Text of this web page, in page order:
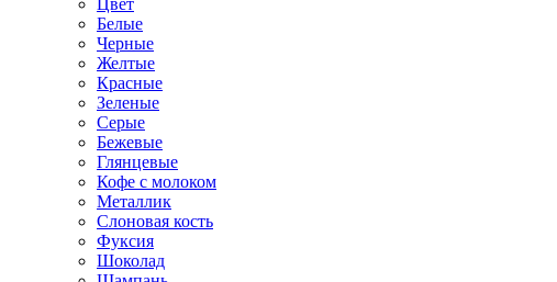
Белые
Черные
Желтые
Красные
Зеленые
Серые
Бежевые
Глянцевые
Кофе с молоком
Металлик
Слоновая кость
Фуксия
Шоколад